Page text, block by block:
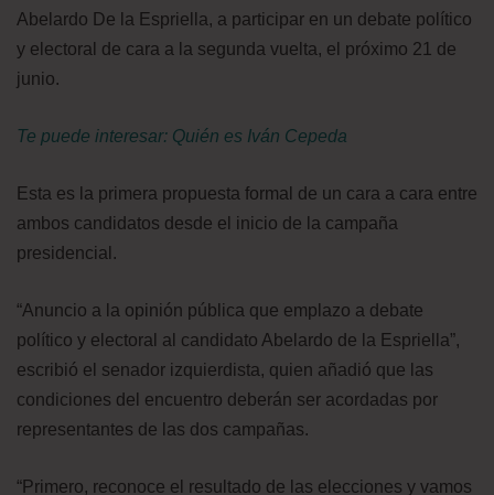
Abelardo De la Espriella, a participar en un debate político
y electoral de cara a la segunda vuelta, el próximo 21 de
junio.
Te puede interesar: Quién es Iván Cepeda
Esta es la primera propuesta formal de un cara a cara entre
ambos candidatos desde el inicio de la campaña
presidencial.
“Anuncio a la opinión pública que emplazo a debate
político y electoral al candidato Abelardo de la Espriella”,
escribió el senador izquierdista, quien añadió que las
condiciones del encuentro deberán ser acordadas por
representantes de las dos campañas.
“Primero, reconoce el resultado de las elecciones y vamos